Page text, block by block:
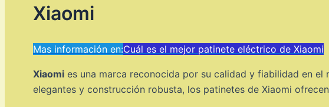
Xiaomi
Mas información en:Cuál es el mejor patinete eléctrico de Xiaomi
Xiaomi es una marca reconocida por su calidad y fiabilidad en
elegantes y construcción robusta, los patinetes de Xiaomi